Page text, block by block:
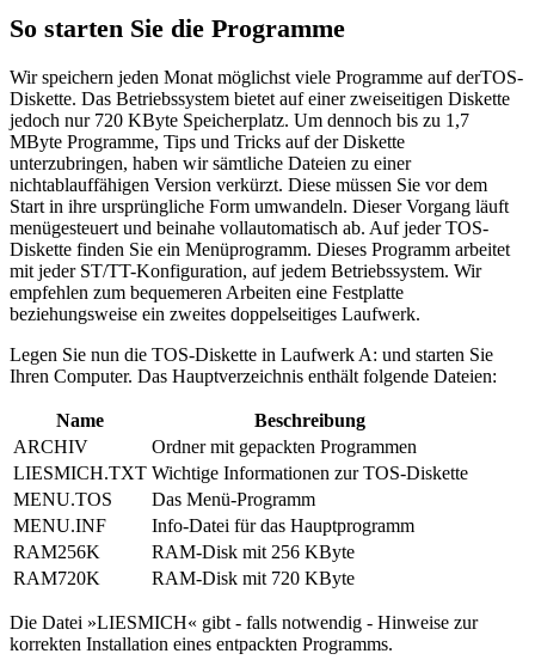
So starten Sie die Programme
Wir speichern jeden Monat möglichst viele Programme auf derTOS-
Diskette. Das Betriebssystem bietet auf einer zweiseitigen Diskette
jedoch nur 720 KByte Speicherplatz. Um dennoch bis zu 1,7
MByte Programme, Tips und Tricks auf der Diskette
unterzubringen, haben wir sämtliche Dateien zu einer
nichtablauffähigen Version verkürzt. Diese müssen Sie vor dem
Start in ihre ursprüngliche Form umwandeln. Dieser Vorgang läuft
menügesteuert und beinahe vollautomatisch ab. Auf jeder TOS-
Diskette finden Sie ein Menüprogramm. Dieses Programm arbeitet
mit jeder ST/TT-Konfiguration, auf jedem Betriebssystem. Wir
empfehlen zum bequemeren Arbeiten eine Festplatte
beziehungsweise ein zweites doppelseitiges Laufwerk.
Legen Sie nun die TOS-Diskette in Laufwerk A: und starten Sie
Ihren Computer. Das Hauptverzeichnis enthält folgende Dateien:
Name
Beschreibung
ARCHIV
Ordner mit gepackten Programmen
LIESMICH.TXT Wichtige Informationen zur TOS-Diskette
MENU.TOS
Das Menü-Programm
MENU.INF
Info-Datei für das Hauptprogramm
RAM256K
RAM-Disk mit 256 KByte
RAM720K
RAM-Disk mit 720 KByte
Die Datei »LIESMICH« gibt - falls notwendig - Hinweise zur
korrekten Installation eines entpackten Programms.